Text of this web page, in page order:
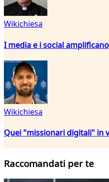
Wikichiesa
I media e i social
Wikichiesa
Quei "missionari digitali" in
Raccomandati per te